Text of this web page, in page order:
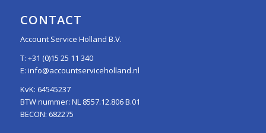
CONTACT
Account Service Holland B.V.
T: +31 (0)15 25 11 340
E: info@accountserviceholland.nl
KvK: 64545237
BTW nummer: NL 8557.12.806 B.01
BECON: 682275